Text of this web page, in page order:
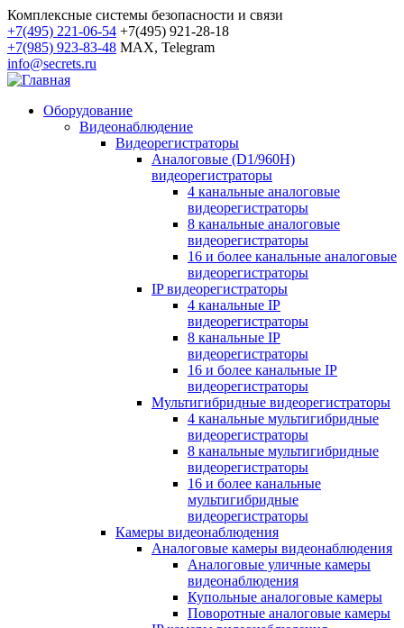
Комплексные системы безопасности и связи
+7(495) 221-06-54 +7(495) 921-28-18
+7(985) 923-83-48 MAX, Telegram
info@secrets.ru
Оборудование
Видеонаблюдение
Видеорегистраторы
Аналоговые (D1/960H)
видеорегистраторы
4 канальные аналоговые
видеорегистраторы
8 канальные аналоговые
видеорегистраторы
16 и более канальные аналоговые
видеорегистраторы
IP видеорегистраторы
4 канальные IP
видеорегистраторы
8 канальные IP
видеорегистраторы
16 и более канальные IP
видеорегистраторы
Мультигибридные видеорегистраторы
4 канальные мультигибридные
видеорегистраторы
8 канальные мультигибридные
видеорегистраторы
16 и более канальные
мультигибридные
видеорегистраторы
Камеры видеонаблюдения
Аналоговые камеры видеонаблюдения
Аналоговые уличные камеры
видеонаблюдения
Купольные аналоговые камеры
Поворотные аналоговые камеры